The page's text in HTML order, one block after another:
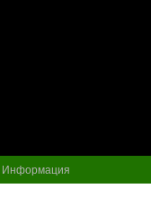
Информация